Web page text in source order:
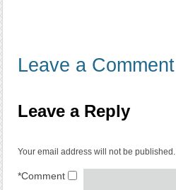
Leave a Comment
Leave a Reply
Your email address will not be published.
Comment
*